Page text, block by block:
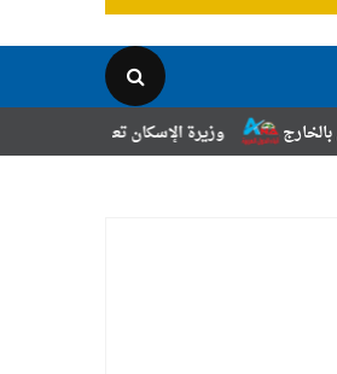
الإسكان تعلن نتائج قرعة تخصيص أراضي